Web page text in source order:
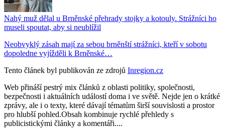
Nahý muž dělal u Brněnské přehrady stojky a kotouly. Strážníci ho
museli spoutat, aby si neublížil
Neobvyklý zásah mají za sebou brněnští strážníci, kteří v sobotu
dopoledne vyjížděli k Brněnské…
Tento článek byl publikován ze zdrojů Inregion.cz
Web přináší pestrý mix článků z oblasti politiky, společnosti,
bezpečnosti i aktuálních událostí doma i ve světě. Nejde jen o krátké
zprávy, ale i o texty, které dávají tématům širší souvislosti a prostor
pro hlubší pohled.Obsah kombinuje rychlé přehledy s
publicistickými články a komentáři....